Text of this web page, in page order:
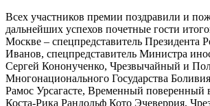
Всех участников премии поздравили и
дальнейших успехов почетные гости
Москве – спецпредставитель Президента
Иванов, спецпредставитель Министра
Сергей Кононученко, Чрезвычайный и
Многонационального Государства
Рамос Урсагасте, Временный поверенный
Коста-Рика Рандольф Кото Эчеверрия,